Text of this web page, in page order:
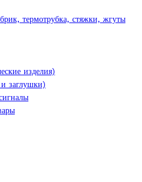
термотрубка, стяжки, жгуты
изделия)
заглушки)